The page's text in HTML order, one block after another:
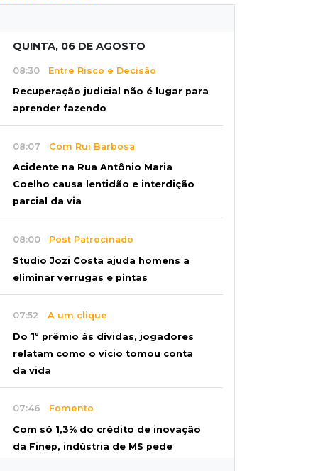
QUINTA, 06 DE AGOSTO
08:30 Entre Risco e Decisão
Recuperação judicial não é lugar para
aprender fazendo
08:07 Com Rui Barbosa
Acidente na Rua Antônio Maria
Coelho causa lentidão e interdição
parcial da via
08:00 Post Patrocinado
Studio Jozi Costa ajuda homens a
eliminar verrugas e pintas
07:52 A um clique
Do 1º prêmio às dívidas, jogadores
relatam como o vício tomou conta
da vida
07:46 Fomento
Com só 1,3% do crédito de inovação
da Finep, indústria de MS pede